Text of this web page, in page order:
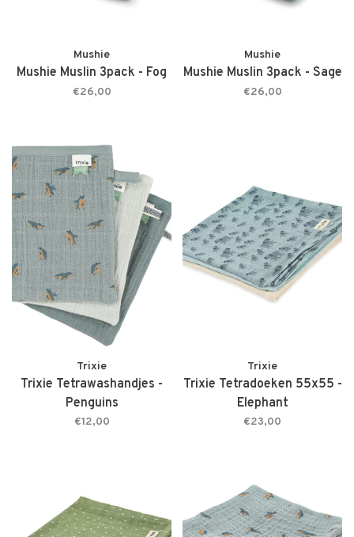
Mushie
Mushie Muslin 3pack - Fog
€26,00
Mushie
Mushie Muslin 3pack - Sage
€26,00
Trixie
Trixie Tetrawashandjes -
Penguins
€12,00
Trixie
Trixie Tetradoeken 55x55 -
Elephant
€23,00